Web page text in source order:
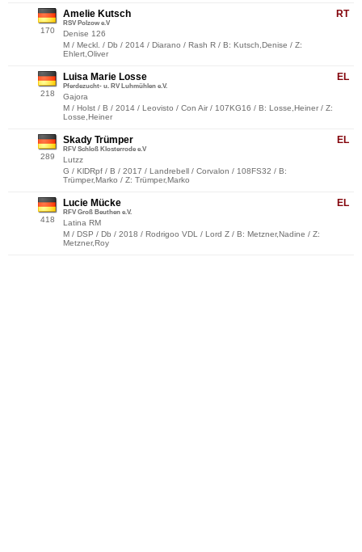
170
RT
Amelie Kutsch
RSV Polzow e.V
Denise 126
M / Meckl. / Db / 2014 / Diarano / Rash R / B: Kutsch,Denise / Z:
Ehlert,Oliver
218
EL
Luisa Marie Losse
Pferdezucht- u. RV Luhmühlen e.V.
Gajora
M / Holst / B / 2014 / Leovisto / Con Air / 107KG16 / B: Losse,Heiner / Z:
Losse,Heiner
289
EL
Skady Trümper
RFV Schloß Klosterrode e.V
Lutzz
G / KlDRpf / B / 2017 / Landrebell / Corvalon / 108FS32 / B:
Trümper,Marko / Z: Trümper,Marko
418
EL
Lucie Mücke
RFV Groß Beuthen e.V.
Latina RM
M / DSP / Db / 2018 / Rodrigoo VDL / Lord Z / B: Metzner,Nadine / Z:
Metzner,Roy